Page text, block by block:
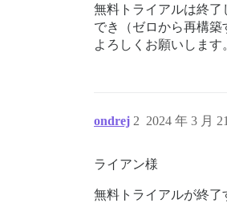
無料トライアルは終了
でき（ゼロから再構
よろしくお願いします
ondrej 2024 年 3 月
2
ライアン様
無料トライアルが終了